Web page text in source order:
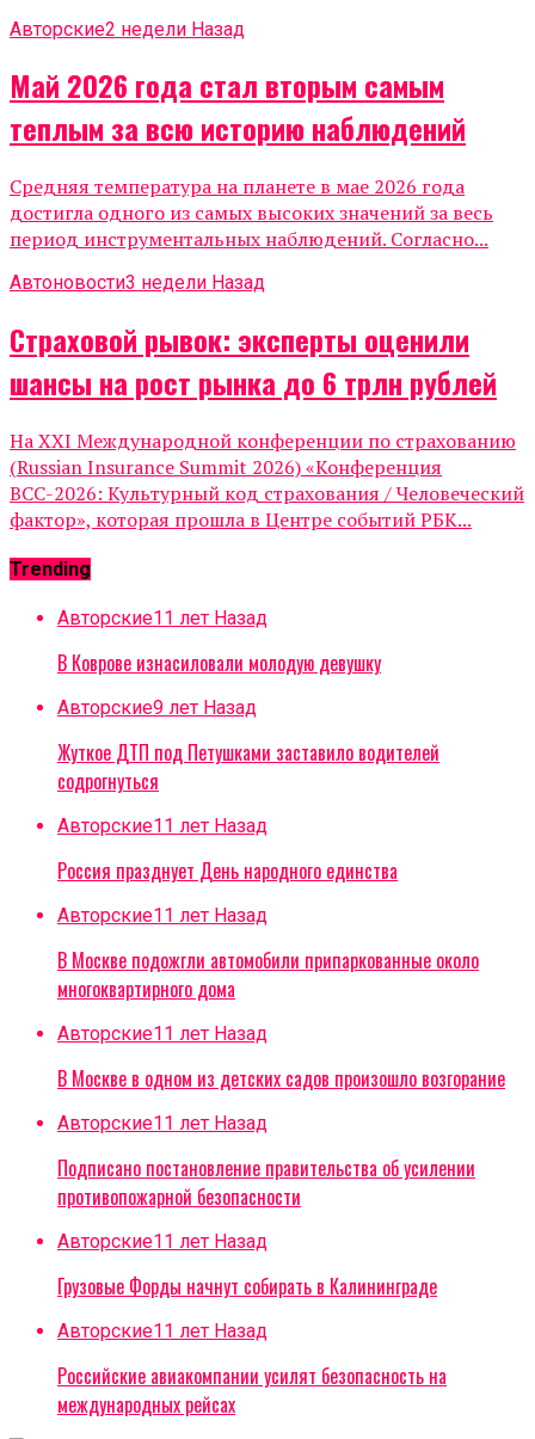
Авторские2 недели Назад
Май 2026 года стал вторым самым
теплым за всю историю наблюдений
Средняя температура на планете в мае 2026 года
достигла одного из самых высоких значений за весь
период инструментальных наблюдений. Согласно...
Автоновости3 недели Назад
Страховой рывок: эксперты оценили
шансы на рост рынка до 6 трлн рублей
На XXI Международной конференции по страхованию
(Russian Insurance Summit 2026) «Конференция
ВСС-2026: Культурный код страхования / Человеческий
фактор», которая прошла в Центре событий РБК...
Trending
Авторские11 лет Назад
В Коврове изнасиловали молодую девушку
Авторские9 лет Назад
Жуткое ДТП под Петушками заставило водителей
содрогнуться
Авторские11 лет Назад
Россия празднует День народного единства
Авторские11 лет Назад
В Москве подожгли автомобили припаркованные около
многоквартирного дома
Авторские11 лет Назад
В Москве в одном из детских садов произошло возгорание
Авторские11 лет Назад
Подписано постановление правительства об усилении
противопожарной безопасности
Авторские11 лет Назад
Грузовые Форды начнут собирать в Калининграде
Авторские11 лет Назад
Российские авиакомпании усилят безопасность на
международных рейсах